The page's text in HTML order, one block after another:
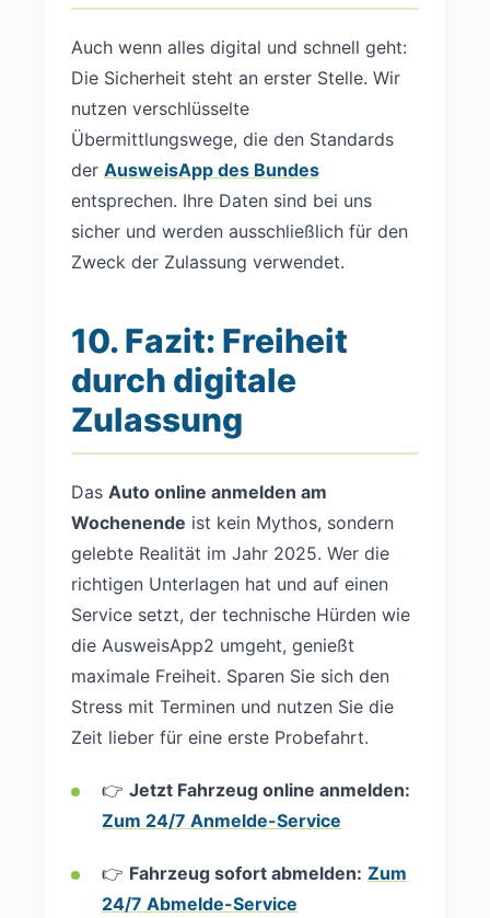
Auch wenn alles digital und schnell geht:
Die Sicherheit steht an erster Stelle. Wir
nutzen verschlüsselte
Übermittlungswege, die den Standards
der AusweisApp des Bundes
entsprechen. Ihre Daten sind bei uns
sicher und werden ausschließlich für den
Zweck der Zulassung verwendet.
10. Fazit: Freiheit
durch digitale
Zulassung
Das Auto online anmelden am
Wochenende ist kein Mythos, sondern
gelebte Realität im Jahr 2025. Wer die
richtigen Unterlagen hat und auf einen
Service setzt, der technische Hürden wie
die AusweisApp2 umgeht, genießt
maximale Freiheit. Sparen Sie sich den
Stress mit Terminen und nutzen Sie die
Zeit lieber für eine erste Probefahrt.
👉 Jetzt Fahrzeug online anmelden:
Zum 24/7 Anmelde-Service
👉 Fahrzeug sofort abmelden: Zum
24/7 Abmelde-Service